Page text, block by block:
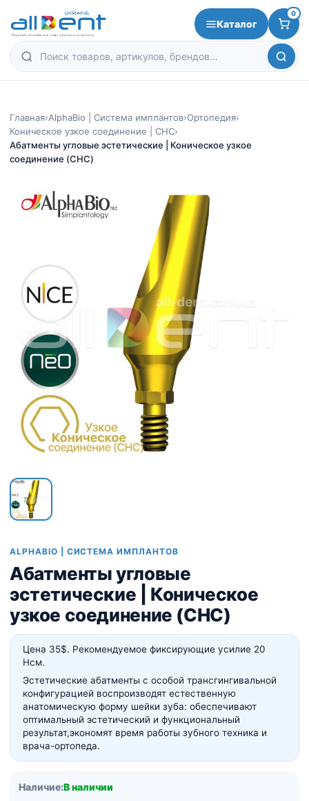
Каталог
0
Главная›AlphaBio | Система имплантов›Ортопедия›
Коническое узкое соединение | CHC›
Абатменты угловые эстетические | Коническое узкое
соединение (CHC)
ALPHABIO | СИСТЕМА ИМПЛАНТОВ
Абатменты угловые
эстетические | Коническое
узкое соединение (CHC)
Цена 35$. Рекомендуемое фиксирующие усилие 20
Нсм.
Эстетические абатменты с особой трансгингивальной
конфигурацией воспроизводят естественную
анатомическую форму шейки зуба: обеспечивают
оптимальный эстетический и функциональный
результат,экономят время работы зубного техника и
врача-ортопеда.
Наличие:В наличии